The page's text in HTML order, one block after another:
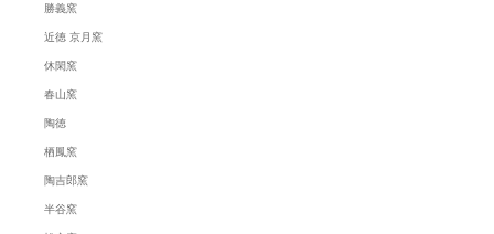
勝義窯
近徳 京月窯
休閑窯
春山窯
陶徳
栖鳳窯
陶吉郎窯
半谷窯